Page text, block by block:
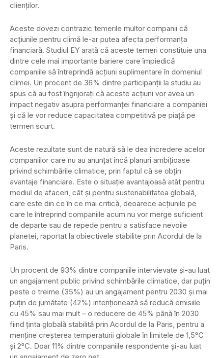
clienților.
Aceste dovezi contrazic temerile multor companii că
acțiunile pentru climă le-ar putea afecta performanța
financiară. Studiul EY arată că aceste temeri constituie una
dintre cele mai importante bariere care împiedică
companiile să întreprindă acțiuni suplimentare în domeniul
climei. Un procent de 36% dintre participanții la studiu au
spus că au fost îngrijorați că aceste acțiuni vor avea un
impact negativ asupra performanței financiare a companiei
și că le vor reduce capacitatea competitivă pe piață pe
termen scurt.
Aceste rezultate sunt de natură să le dea încredere acelor
companiilor care nu au anunțat încă planuri ambițioase
privind schimbările climatice, prin faptul că se obțin
avantaje financiare. Este o situație avantajoasă atât pentru
mediul de afaceri, cât și pentru sustenabilitatea globală,
care este din ce în ce mai critică, deoarece acțiunile pe
care le întreprind companiile acum nu vor merge suficient
de departe sau de repede pentru a satisface nevoile
planetei, raportat la obiectivele stabilite prin Acordul de la
Paris.
Un procent de 93% dintre companiile intervievate și-au luat
un angajament public privind schimbările climatice, dar puțin
peste o treime (35%) au un angajament pentru 2030 și mai
puțin de jumătate (42%) intenționează să reducă emisiile
cu 45% sau mai mult – o reducere de 45% până în 2030
fiind ținta globală stabilită prin Acordul de la Paris, pentru a
menține creșterea temperaturii globale în limitele de 1,5°C
și 2°C. Doar 11% dintre companiile respondente și-au luat